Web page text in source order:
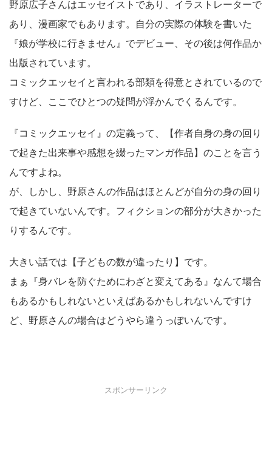
野原広子さんはエッセイストであり、イラストレーターで
あり、漫画家でもあります。自分の実際の体験を書いた
『娘が学校に行きません』でデビュー、その後は何作品か
出版されています。
コミックエッセイと言われる部類を得意とされているので
すけど、ここでひとつの疑問が浮かんでくるんです。
『コミックエッセイ』の定義って、【作者自身の身の回り
で起きた出来事や感想を綴ったマンガ作品】のことを言う
んですよね。
が、しかし、野原さんの作品はほとんどが自分の身の回り
で起きていないんです。フィクションの部分が大きかった
りするんです。
大きい話では【子どもの数が違ったり】です。
まぁ『身バレを防ぐためにわざと変えてある』なんて場合
もあるかもしれないといえばあるかもしれないんですけ
ど、野原さんの場合はどうやら違うっぽいんです。
スポンサーリンク